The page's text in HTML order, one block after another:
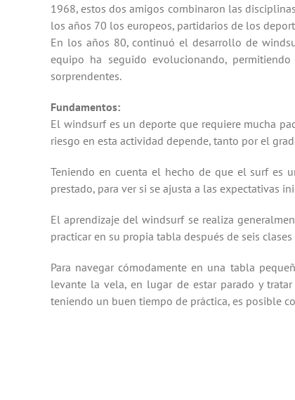
1968, estos dos amigos combinaron las disciplinas
los años 70 los europeos, partidarios de los
En los años 80, continuó el desarrollo de
equipo ha seguido evolucionando, permitiendo
sorprendentes.
Fundamentos:
El windsurf es un deporte que requiere mucha
riesgo en esta actividad depende, tanto por el
Teniendo en cuenta el hecho de que el surf es
prestado, para ver si se ajusta a las expectativas
El aprendizaje del windsurf se realiza
practicar en su propia tabla después de seis
Para navegar cómodamente en una tabla
levante la vela, en lugar de estarparado y tratar
teniendo un buen tiempo de práctica, es posible